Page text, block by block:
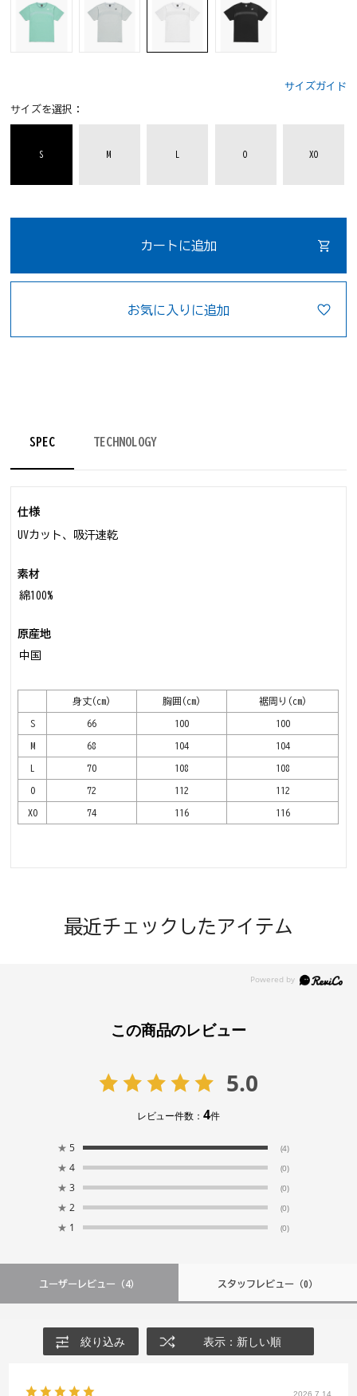
サイズガイド
サイズを選択：
S M O XO
カートに追加
お気に入りに追加
SPEC TECHNOLOGY
仕様
UVカット、吸汗速乾
素材
綿100%
原産地
中国
身丈(cm) 胸囲(cm) 裾周り(cm)
S 66 100 100
M 68 104 104
L 70 108 108
O 72 112 112
XO 74 116 116
最近チェックしたアイテム
この商品のレビュー
5.0
レビュー件数：4件
★ 5 (4)
★ 4 (0)
★ 3 (0)
★ 2 (0)
★ 1 (0)
ユーザーレビュー （4） スタッフレビュー（0）
絞り込み 表示：新しい順
2026.7.14